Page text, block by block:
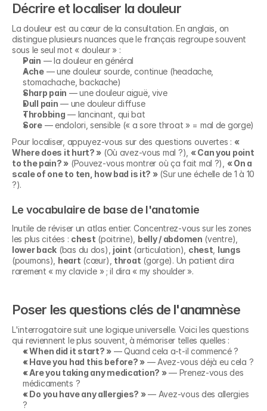
Décrire et localiser la douleur
La douleur est au cœur de la consultation. En anglais, on
distingue plusieurs nuances que le français regroupe souvent
sous le seul mot « douleur » :
Pain — la douleur en général
Ache — une douleur sourde, continue (headache,
stomachache, backache)
Sharp pain — une douleur aiguë, vive
Dull pain — une douleur diffuse
Throbbing — lancinant, qui bat
Sore — endolori, sensible (« a sore throat » = mal de gorge)
Pour localiser, appuyez-vous sur des questions ouvertes : «
Where does it hurt? » (Où avez-vous mal ?), « Can you point
to the pain? » (Pouvez-vous montrer où ça fait mal ?), « On a
scale of one to ten, how bad is it? » (Sur une échelle de 1 à 10
?).
Le vocabulaire de base de l'anatomie
Inutile de réviser un atlas entier. Concentrez-vous sur les zones
les plus citées : chest (poitrine), belly / abdomen
lower back (bas du dos), joint (articulation), chest lungs
(poumons), heart (cœur), throat (gorge). Un patient dira
rarement « my clavicle » ; il dira « my shoulder ».
Poser les questions clés de l'anamnèse
L'interrogatoire suit une logique universelle. Voici les questions
qui reviennent le plus souvent, à mémoriser telles quelles :
« When did it start? » — Quand cela a-t-il commencé ?
« Have you had this before? » — Avez-vous déjà eu cela ?
« Are you taking any medication? » — Prenez-vous des
médicaments ?
« Do you have any allergies? » — Avez-vous des allergies
?